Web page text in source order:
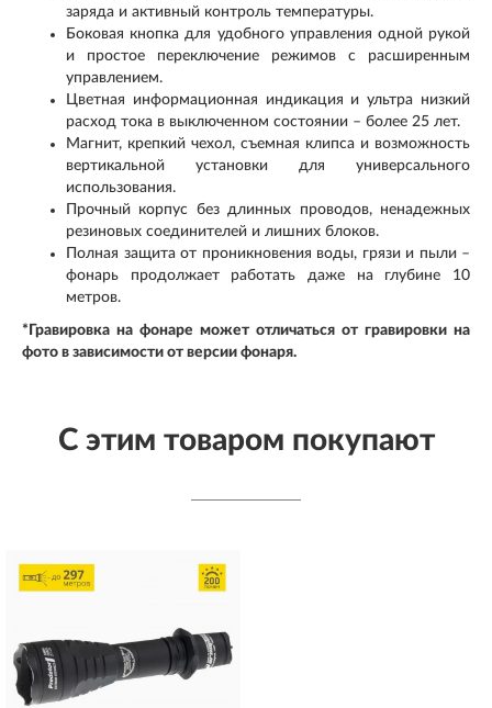
заряда и активный контроль температуры.
Боковая кнопка для удобного управления одной рукой
и простое переключение режимов с расширенным
управлением.
Цветная информационная индикация и ультра низкий
расход тока в выключенном состоянии – более 25 лет.
Магнит, крепкий чехол, съемная клипса и возможность
вертикальной установки для универсального
использования.
Прочный корпус без длинных проводов, ненадежных
резиновых соединителей и лишних блоков.
Полная защита от проникновения воды, грязи и пыли –
фонарь продолжает работать даже на глубине 10
метров.
*Гравировка на фонаре может отличаться от гравировки на
фото в зависимости от версии фонаря.
С этим товаром покупают